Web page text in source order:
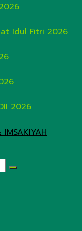
Idul Fitri 2026
2026
IMSAKIYAH